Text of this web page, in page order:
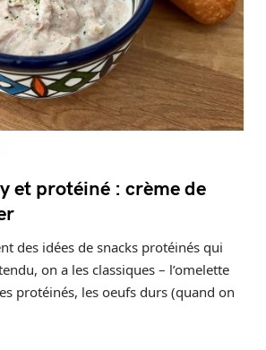
et protéiné : crème de
des idées de snacks protéinés qui
on a les classiques – l’omelette
protéinés, les oeufs durs (quand on